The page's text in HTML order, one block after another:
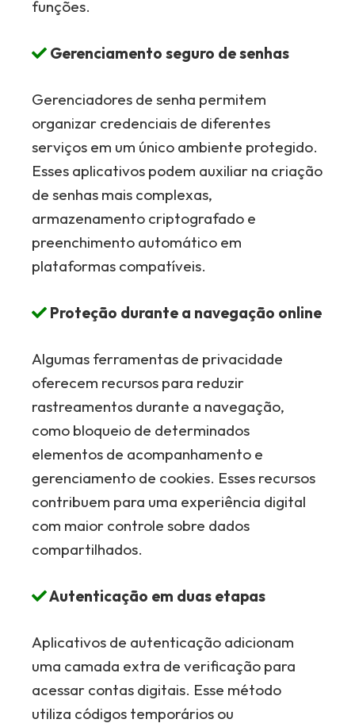
funções.
Gerenciamento seguro de senhas
Gerenciadores de senha permitem
organizar credenciais de diferentes
serviços em um único ambiente protegido.
Esses aplicativos podem auxiliar na criação
de senhas mais complexas,
armazenamento criptografado e
preenchimento automático em
plataformas compatíveis.
Proteção durante a navegação online
Algumas ferramentas de privacidade
oferecem recursos para reduzir
rastreamentos durante a navegação,
como bloqueio de determinados
elementos de acompanhamento e
gerenciamento de cookies. Esses recursos
contribuem para uma experiência digital
com maior controle sobre dados
compartilhados.
Autenticação em duas etapas
Aplicativos de autenticação adicionam
uma camada extra de verificação para
acessar contas digitais. Esse método
utiliza códigos temporários ou